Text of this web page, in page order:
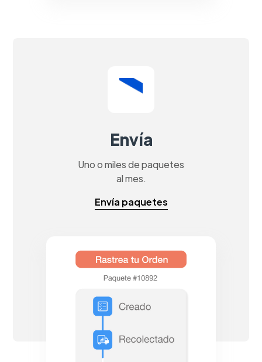
Envía
Uno o miles de paquetes
al mes.
Envía paquetes